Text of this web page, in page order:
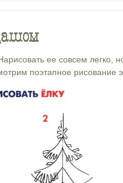
ее совсем легко,
поэтапное рисование